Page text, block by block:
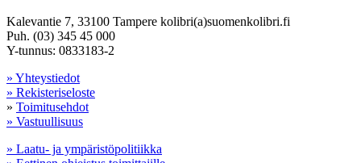
Kalevantie 7, 33100 Tampere kolibri(a)suomenkolibri.fi
Puh. (03) 345 45 000
Y-tunnus: 0833183-2
» Yhteystiedot
» Rekisteriseloste
» Toimitusehdot
» Vastuullisuus
» Laatu- ja ympäristöpolitiikka